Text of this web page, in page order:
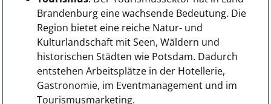
Brandenburg eine wachsende Bedeutung. Die
Region bietet eine reiche Natur- und
Kulturlandschaft mit Seen, Wäldern und
historischen Städten wie Potsdam. Dadurch
entstehen Arbeitsplätze in der Hotellerie,
Gastronomie, im Eventmanagement und im
Tourismusmarketing.